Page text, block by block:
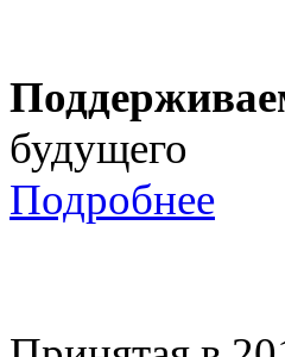
будущего
Подробнее